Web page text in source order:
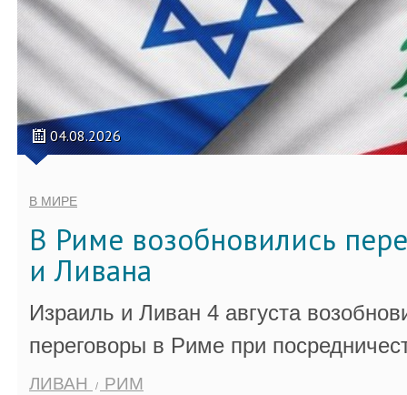
04.08.2026
В МИРЕ
В Риме возобновились
и Ливана
Израиль и Ливан 4 августа
переговоры в Риме при
ЛИВАН РИМ